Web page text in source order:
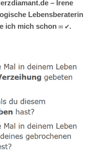
– Irene
Lebensberaterin
ich mich schon ✉ ✔.